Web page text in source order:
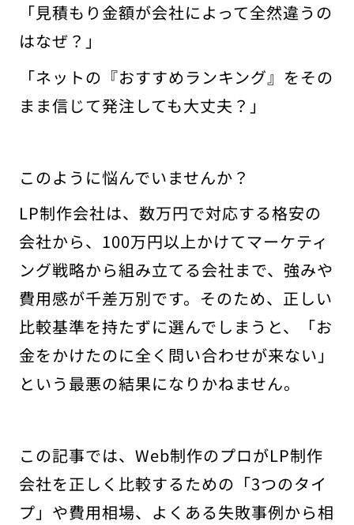
「見積もり金額が会社によって全然違うの
はなぜ？」
「ネットの『おすすめランキング』をその
まま信じて発注しても大丈夫？」
このように悩んでいませんか？
LP制作会社は、数万円で対応する格安の
会社から、100万円以上かけてマーケティ
ング戦略から組み立てる会社まで、強みや
費用感が千差万別です。そのため、正しい
比較基準を持たずに選んでしまうと、「お
金をかけたのに全く問い合わせが来ない」
という最悪の結果になりかねません。
この記事では、Web制作のプロがLP制作
会社を正しく比較するための「3つのタイ
プ」や費用相場、よくある失敗事例から相